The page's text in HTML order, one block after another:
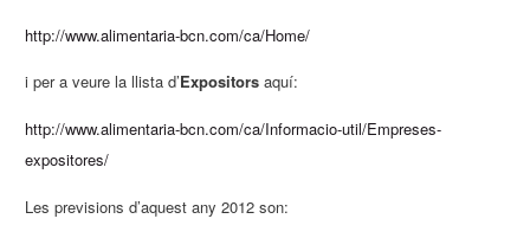
http://www.alimentaria-bcn.com/ca/Home/
i per a veure la llista d’Expositors aquí:
http://www.alimentaria-bcn.com/ca/Informacio-util/Empreses-
expositores/
Les previsions d’aquest any 2012 son: